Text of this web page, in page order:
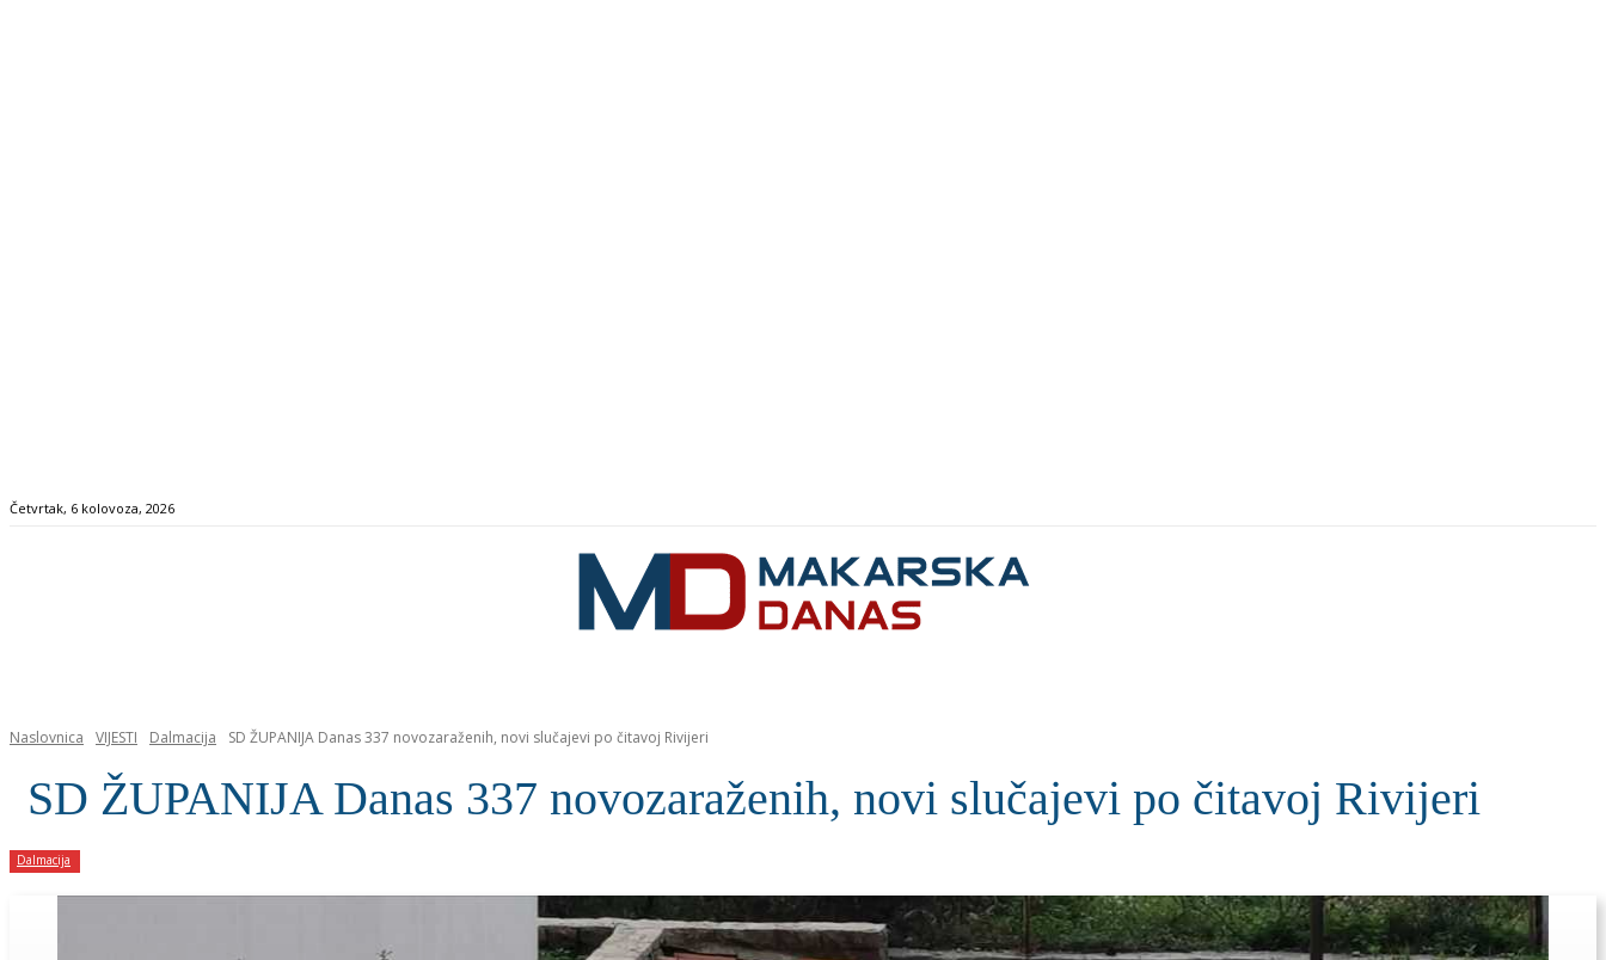
Četvrtak, 6 kolovoza, 2026
Naslovnica VIJESTI Dalmacija SD ŽUPANIJA Danas 337 novozaraženih, novi slučajevi po čitavoj Rivijeri
SD ŽUPANIJA Danas 337 novozaraženih, novi slučajevi po čitavoj Rivijeri
Dalmacija